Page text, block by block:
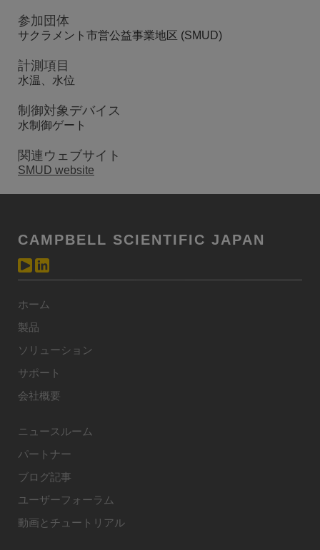
参加団体
サクラメント市営公益事業地区 (SMUD)
計測項目
水温、水位
制御対象デバイス
水制御ゲート
関連ウェブサイト
SMUD website
CAMPBELL SCIENTIFIC JAPAN
ホーム
製品
ソリューション
サポート
会社概要
ニュースルーム
パートナー
ブログ記事
ユーザーフォーラム
動画とチュートリアル